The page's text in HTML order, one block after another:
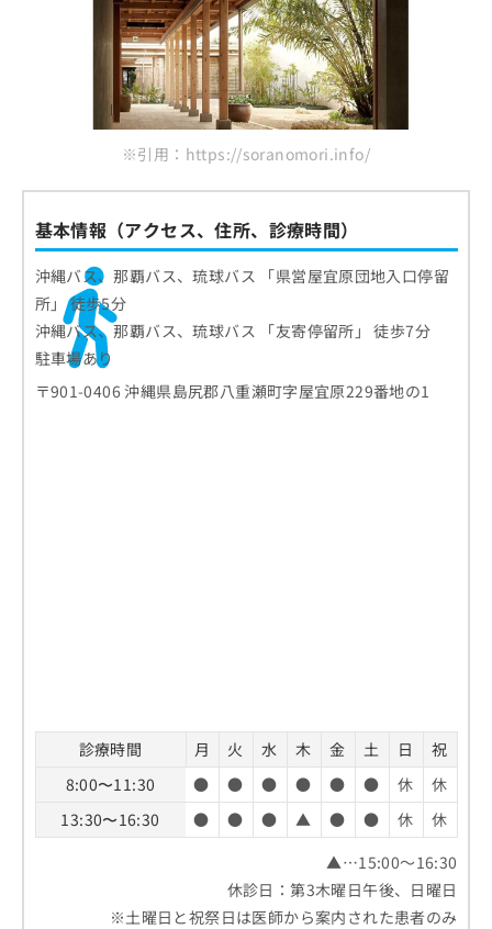
※引用：https://soranomori.info/
基本情報（アクセス、住所、診療時間）
沖縄バス、那覇バス、琉球バス 「県営屋宜原団地入口停留
所」 徒歩5分
沖縄バス、那覇バス、琉球バス 「友寄停留所」 徒歩7分
駐車場あり
〒901-0406 沖縄県島尻郡八重瀬町字屋宜原229番地の1
診療時間 月 火 水 木 金 土 日
祝
8:00〜11:30
● ● ● ● ● ● 休
休
13:30〜16:30
● ● ● ▲ ● ● 休
休
▲…15:00～16:30
休診日：第3木曜日午後、日曜日
※土曜日と祝祭日は医師から案内された患者のみ